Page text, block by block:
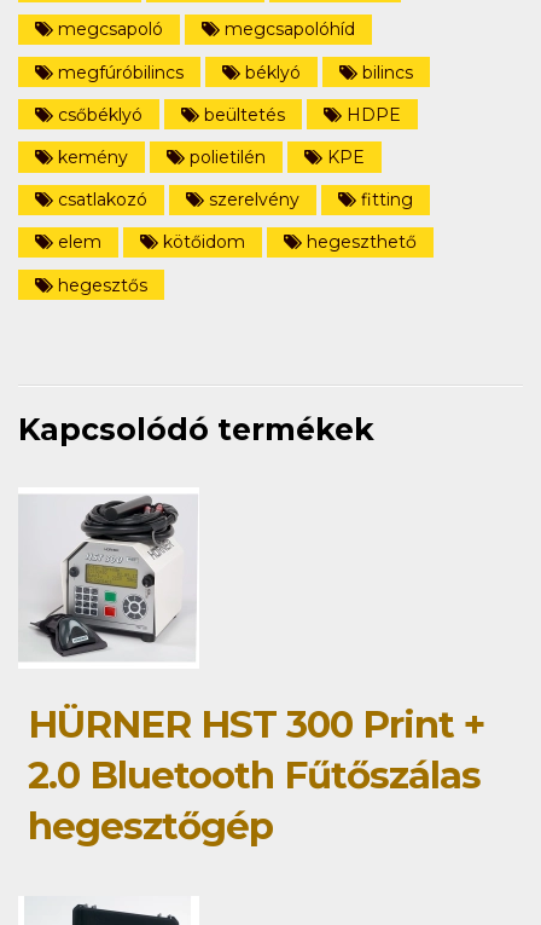
megcsapoló
megcsapolóhíd
megfúróbilincs
béklyó
bilincs
csőbéklyó
beültetés
HDPE
kemény
polietilén
KPE
csatlakozó
szerelvény
fitting
elem
kötőidom
hegeszthető
hegesztős
Kapcsolódó termékek
HÜRNER HST 300 Print +
2.0 Bluetooth Fűtőszálas
hegesztőgép